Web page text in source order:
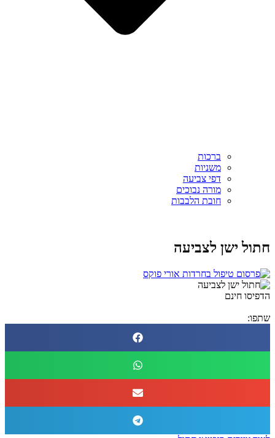
ברכות
משניות
דפי צביעה
מורה נבוכים
חובת הלבבות
חתול ישן לצביעה
הדפיסו חינם
שתפו: